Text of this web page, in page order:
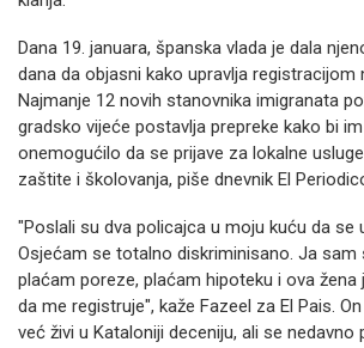
Dana 19. januara, španska vlada je dala
dana da objasni kako upravlja registracijom
Najmanje 12 novih stanovnika imigranata
gradsko vijeće postavlja prepreke kako bi
onemogućilo da se prijave za lokalne
zaštite i školovanja, piše dnevnik El
"Poslali su dva policajca u moju kuću da se
Osjećam se totalno diskriminisano. Ja sam
plaćam poreze, plaćam hipoteku i ova žena
da me registruje", kaže Fazeel za El Pais.
već živi u Kataloniji deceniju, ali se nedavno